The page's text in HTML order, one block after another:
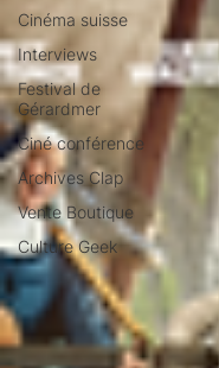
Cinéma suisse
Interviews
Festival de
Gérardmer
Ciné conférence
Archives Clap
Vente Boutique
Culture Geek